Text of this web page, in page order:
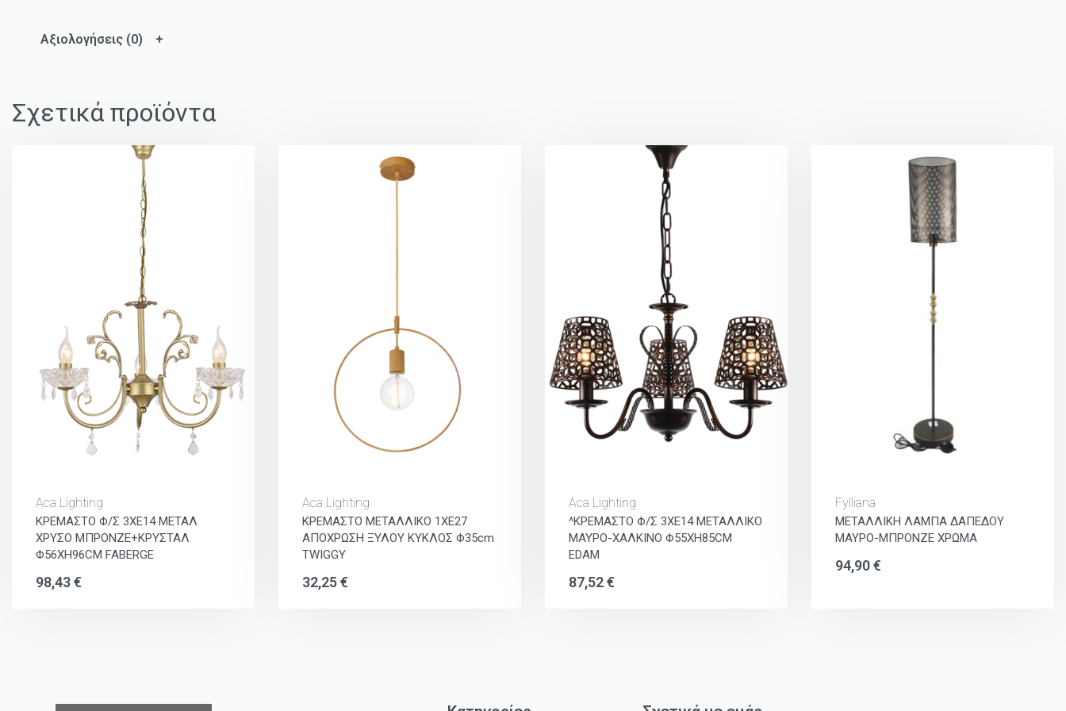
Αξιολογήσεις (0)
Σχετικά προϊόντα
Aca Lighting
ΚΡΕΜΑΣΤΟ Φ/Σ 3ΧΕ14 ΜΕΤΑΛ
ΧΡΥΣΟ ΜΠΡΟΝΖΕ+ΚΡΥΣΤΑΛ
Φ56ΧΗ96CM FABERGE
98,43€
Aca Lighting
ΚΡΕΜΑΣΤΟ ΜΕΤΑΛΛΙΚΟ 1ΧΕ27
ΑΠΟΧΡΩΣΗ ΞΥΛΟΥ ΚΥΚΛΟΣ Φ35cm
TWIGGY
32,25€
Aca Lighting
^ΚΡΕΜΑΣΤΟ Φ/Σ 3ΧΕ14 ΜΕΤΑΛΛΙΚΟ
ΜΑΥΡΟ-ΧΑΛΚΙΝΟ Φ55ΧΗ85CM
EDAM
87,52€
Fylliana
ΜΕΤΑΛΛΙΚΗ ΛΑΜΠΑ ΔΑΠΕΔΟΥ
ΜΑΥΡΟ-ΜΠΡΟΝΖΕ ΧΡΩΜΑ
94,90€